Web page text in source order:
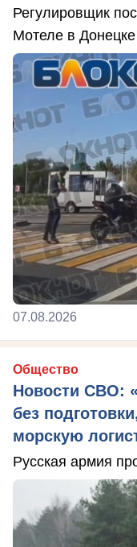
Регулировщик
Мотеле в Донецке
07.08.2026
Общество
Новости СВО:
без
морскую
Русская армия